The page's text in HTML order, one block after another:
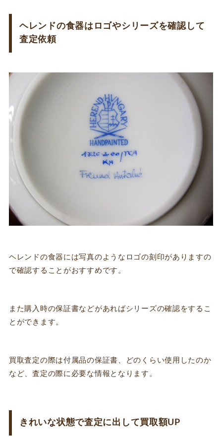
ヘレンドの食器はロゴやシリーズを確認して
査定依頼
ヘレンドの食器には写真のようなロゴの刻印がありますの
で確認することがおすすめです。
また購入時の保証書などがあればシリーズの確認をするこ
とができます。
買取査定の際は付属品の保証書、どのくらい使用したのか
など、査定の際に必要な情報となります。
きれいな状態で査定に出して買取額UP